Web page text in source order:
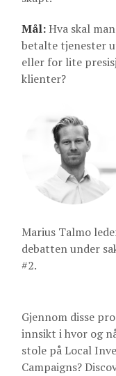
Mål:Hva skal
betalte tjenester
eller for lite
klienter?
Marius Talmo
debatten under
#2.
Gjennom disse
innsikt i hvor og
stole på Local
Campaigns?